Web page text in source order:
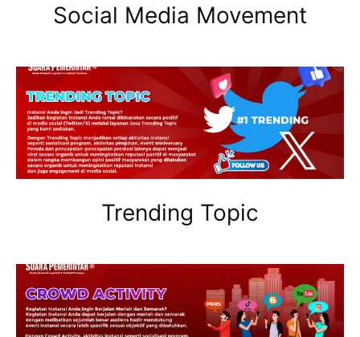
Social Media Movement
Trending Topic